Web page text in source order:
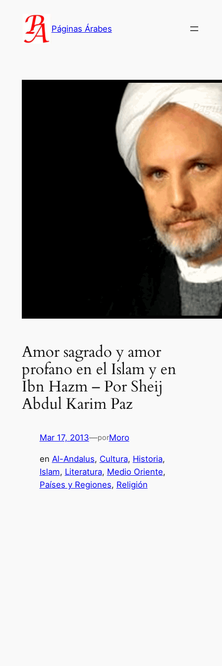
contenido
Páginas Árabes
Amor sagrado y amor
profano en el Islam y en
Ibn Hazm – Por Sheij
Abdul Karim Paz
Mar 17, 2013—porMoro
en Al-Andalus, Cultura, Historia
Islam, Literatura, Medio Oriente
Países y Regiones, Religión